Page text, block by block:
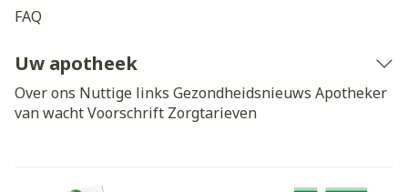
FAQ
Uw apotheek
Over ons Nuttige links Gezondheidsnieuws Apotheker
van wachtVoorschrift Zorgtarieven